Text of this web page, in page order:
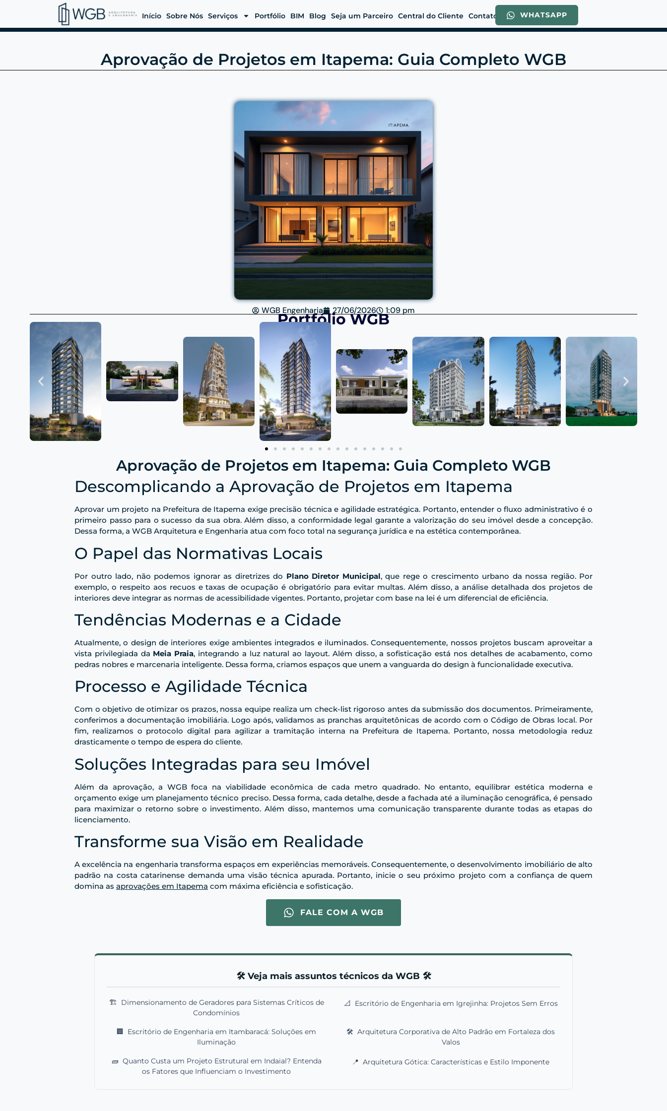
Início Sobre Nós Serviços Portfólio BIM Blog Seja um Parceiro Central do Cliente Contato WHATSAPP
Aprovação de Projetos em Itapema: Guia Completo WGB
WGB Engenharia 27/06/2026 1:09 pm
Portfólio WGB
Aprovação de Projetos em Itapema: Guia Completo WGB
Descomplicando a Aprovação de Projetos em Itapema
Aprovar um projeto na Prefeitura de Itapema exige precisão técnica e agilidade estratégica. Portanto, entender o fluxo administrativo é o
primeiro passo para o sucesso da sua obra. Além disso, a conformidade legal garante a valorização do seu imóvel desde a concepção.
Dessa forma, a WGB Arquitetura e Engenharia atua com foco total na segurança jurídica e na estética contemporânea.
O Papel das Normativas Locais
Por outro lado, não podemos ignorar as diretrizes do Plano Diretor Municipal, que rege o crescimento urbano da nossa região. Por
exemplo, o respeito aos recuos e taxas de ocupação é obrigatório para evitar multas. Além disso, a análise detalhada dos projetos de
interiores deve integrar as normas de acessibilidade vigentes. Portanto, projetar com base na lei é um diferencial de eficiência.
Tendências Modernas e a Cidade
Atualmente, o design de interiores exige ambientes integrados e iluminados. Consequentemente, nossos projetos buscam aproveitar a
vista privilegiada da Meia Praia, integrando a luz natural ao layout. Além disso, a sofisticação está nos detalhes de acabamento, como
pedras nobres e marcenaria inteligente. Dessa forma, criamos espaços que unem a vanguarda do design à funcionalidade executiva.
Processo e Agilidade Técnica
Com o objetivo de otimizar os prazos, nossa equipe realiza um check-list rigoroso antes da submissão dos documentos. Primeiramente,
conferimos a documentação imobiliária. Logo após, validamos as pranchas arquitetônicas de acordo com o Código de Obras local. Por
fim, realizamos o protocolo digital para agilizar a tramitação interna na Prefeitura de Itapema. Portanto, nossa metodologia reduz
drasticamente o tempo de espera do cliente.
Soluções Integradas para seu Imóvel
Além da aprovação, a WGB foca na viabilidade econômica de cada metro quadrado. No entanto, equilibrar estética moderna e
orçamento exige um planejamento técnico preciso. Dessa forma, cada detalhe, desde a fachada até a iluminação cenográfica, é pensado
para maximizar o retorno sobre o investimento. Além disso, mantemos uma comunicação transparente durante todas as etapas do
licenciamento.
Transforme sua Visão em Realidade
A excelência na engenharia transforma espaços em experiências memoráveis. Consequentemente, o desenvolvimento imobiliário de alto
padrão na costa catarinense demanda uma visão técnica apurada. Portanto, inicie o seu próximo projeto com a confiança de quem
domina as aprovações em Itapema com máxima eficiência e sofisticação.
FALE COM A WGB
🛠️ Veja mais assuntos técnicos da WGB 🛠️
🏗️ Dimensionamento de Geradores para Sistemas Críticos de
Condomínios
📐 Escritório de Engenharia em Igrejinha: Projetos Sem Erros
🏢 Escritório de Engenharia em Itambaracá: Soluções em
Iluminação
🛠️ Arquitetura Corporativa de Alto Padrão em Fortaleza dos
Valos
🧱 Quanto Custa um Projeto Estrutural em Indaial? Entenda
os Fatores que Influenciam o Investimento
📍 Arquitetura Gótica: Características e Estilo Imponente